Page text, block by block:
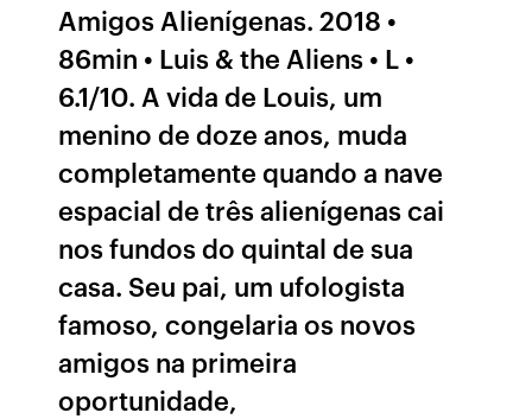
Amigos Alienígenas. 2018 •
86min • Luis & the Aliens • L •
6.1/10. A vida de Louis, um
menino de doze anos, muda
completamente quando a nave
espacial de três alienígenas cai
nos fundos do quintal de sua
casa. Seu pai, um ufologista
famoso, congelaria os novos
amigos na primeira
oportunidade,